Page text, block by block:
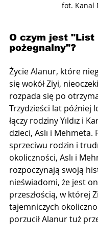
fot. Kanal
O czym jest "List
pożegnalny"?
Życie Alanur, które
się wokół Ziyi,
rozpada się po
Trzydzieści lat później
łączy rodziny Yıldız i
dzieci, Aslı i Mehmeta.
sprzeciwu rodzin i
okoliczności, Aslı i
rozpoczynają swoją
nieświadomi, że jest
przeszłością, w której
tajemniczych
porzucił Alanur tuż